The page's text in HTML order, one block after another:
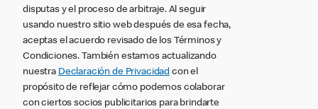
disputas y el proceso de arbitraje. Al seguir
usando nuestro sitio web después de esa fecha,
aceptas el acuerdo revisado de los Términos y
Condiciones. También estamos actualizando
nuestra Declaración de Privacidad con el
propósito de reflejar cómo podemos colaborar
con ciertos socios publicitarios para brindarte